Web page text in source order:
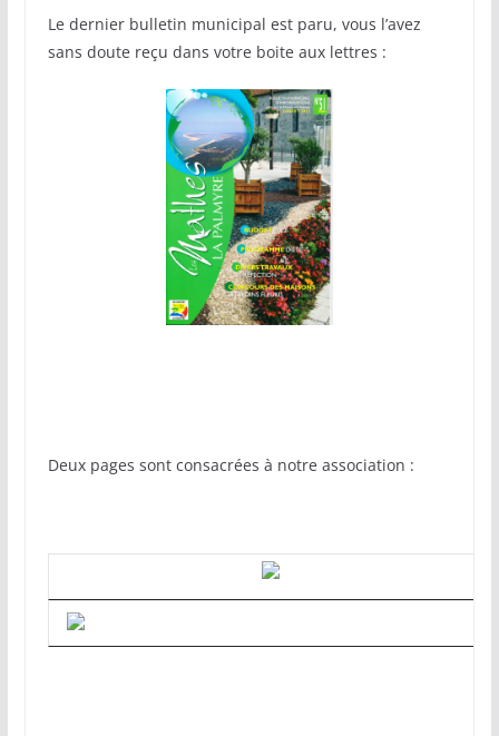
Le dernier bulletin municipal est paru, vous l’avez
sans doute reçu dans votre boite aux lettres :
Deux pages sont consacrées à notre association :